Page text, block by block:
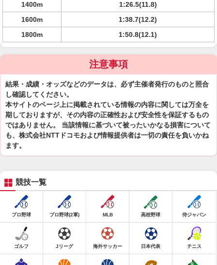
1400m
1:26.5(11.8)
1600m
1:38.7(12.2)
1800m
1:50.8(12.1)
注意事項
結果・成績・オッズなどのデータは、必ず主催者発行のものと照合
し確認してください。
本サイトのページ上に掲載されている情報の内容に関しては万全を
期しておりますが、その内容の正確性および安全性を保証するもの
ではありません。 当該情報に基づいて被ったいかなる損害について
も、株式会社NTTドコモおよび情報提供者は一切の責任を負いかね
ます。
競技一覧
プロ野球 プロ野球(2軍) MLB 高校野球 侍ジャパン
ゴルフ Jリーグ 海外サッカー 日本代表 テニス